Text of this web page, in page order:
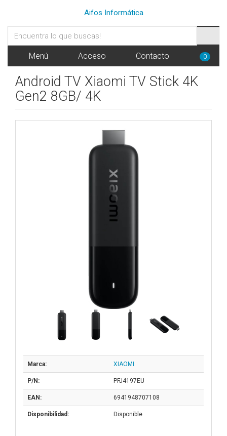
Aifos Informática
Menú Acceso Contacto 0
Android TV Xiaomi TV Stick 4K
Gen2 8GB/ 4K
Marca: XIAOMI
P/N: PFJ4197EU
EAN: 6941948707108
Disponibilidad: Disponible